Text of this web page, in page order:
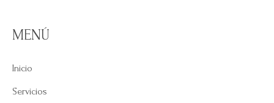
MENÚ
Inicio
Servicios